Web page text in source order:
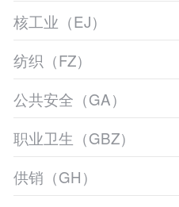
核工业（EJ）
纺织（FZ）
公共安全（GA）
职业卫生（GBZ）
供销（GH）